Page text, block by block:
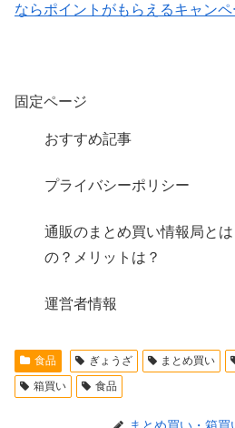
ならポイントがもらえるキャンペ
固定ページ
おすすめ記事
プライバシーポリシー
通販のまとめ買い情報局と
の？メリットは？
運営者情報
食品 ぎょうざ まとめ買い
箱買い
食品
まとめ買い・箱